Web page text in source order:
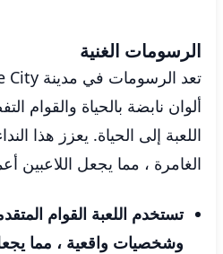
الرسومات الغنية
ألوان نابضة بالحياة والقوام
اللعبة إلى الحياة. يعزز هذا
الغامرة ، مما يجعل اللاعبين
تستخدم اللعبة القوام
وشخصيات واقعية ، مما